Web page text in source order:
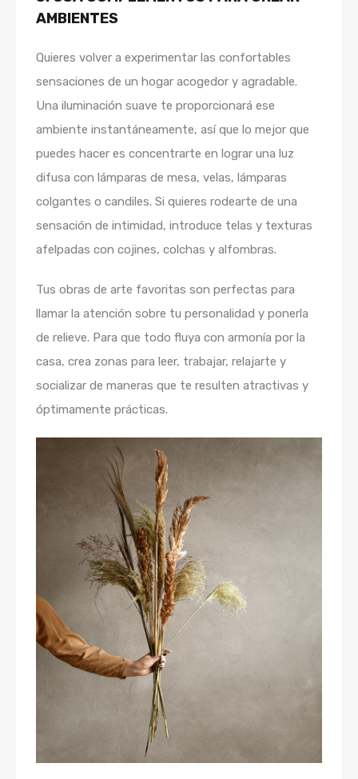
AMBIENTES
Quieres volver a experimentar las confortables
sensaciones de un hogar acogedor y agradable.
Una iluminación suave te proporcionará ese
ambiente instantáneamente, así que lo mejor que
puedes hacer es concentrarte en lograr una luz
difusa con lámparas de mesa, velas, lámparas
colgantes o candiles. Si quieres rodearte de una
sensación de intimidad, introduce telas y texturas
afelpadas con cojines, colchas y alfombras.
Tus obras de arte favoritas son perfectas para
llamar la atención sobre tu personalidad y ponerla
de relieve. Para que todo fluya con armonía por la
casa, crea zonas para leer, trabajar, relajarte y
socializar de maneras que te resulten atractivas y
óptimamente prácticas.